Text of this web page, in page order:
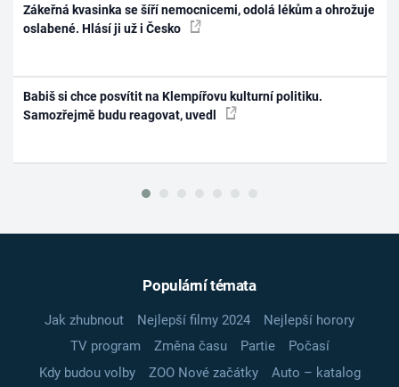
Zákeřná kvasinka se šíří nemocnicemi, odolá lékům a ohrožuje
oslabené. Hlásí ji už i Česko
Babiš si chce posvítit na Klempířovu kulturní politiku.
Samozřejmě budu reagovat, uvedl
Populární témata
Jak zhubnout Nejlepší filmy 2024
Nejlepší horory
TV program
Změna času Partie
Počasí
Kdy budou volby
ZOO Nové začátky
Auto – katalog